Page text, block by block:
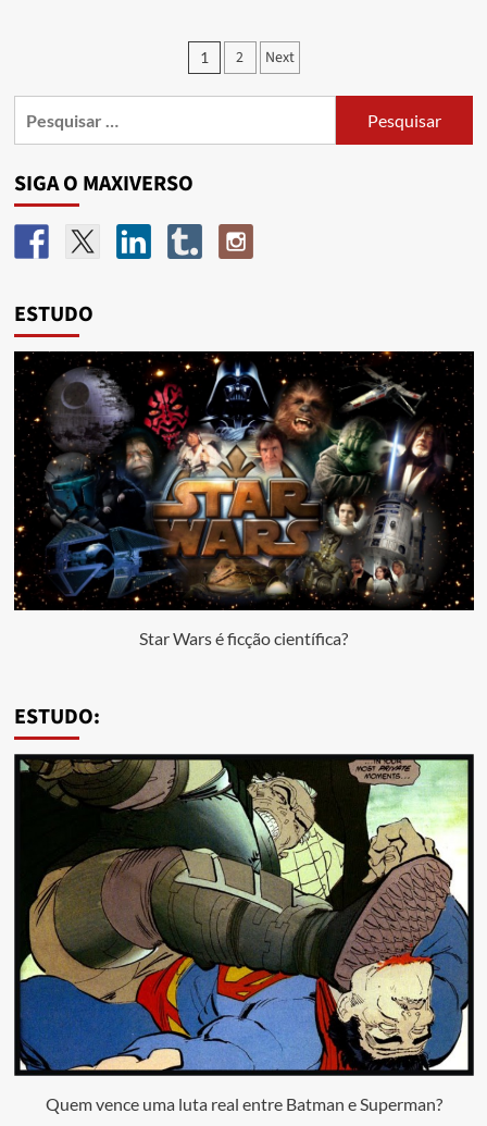
1 2 Next
SIGA O MAXIVERSO
ESTUDO
Star Wars é ficção científica?
ESTUDO:
Quem vence uma luta real entre Batman e Superman?